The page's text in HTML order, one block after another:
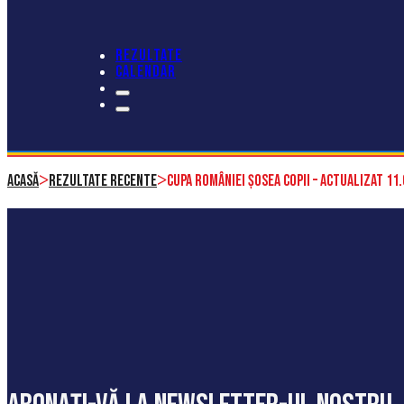
REZULTATE
CALENDAR
Acasă>Rezultate recente>CUPA ROMÂNIEI ȘOSEA COPII – actualizat